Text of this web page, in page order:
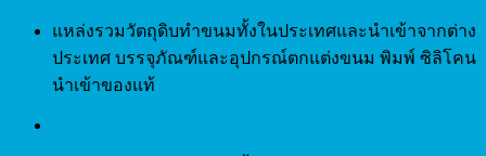
Skip
content
แหล่งรวมวัตถุดิบทำขนมทั้งในประเทศและนำเข้าจากต่าง
ประเทศ บรรจุภัณฑ์และอุปกรณ์ตกแต่งขนม พิมพ์ ซิลิโคน
นำเข้าของแท้